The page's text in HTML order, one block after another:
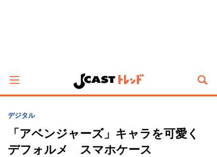
デジタル
「アベンジャーズ」キャラを可愛く
デフォルメ スマホケース